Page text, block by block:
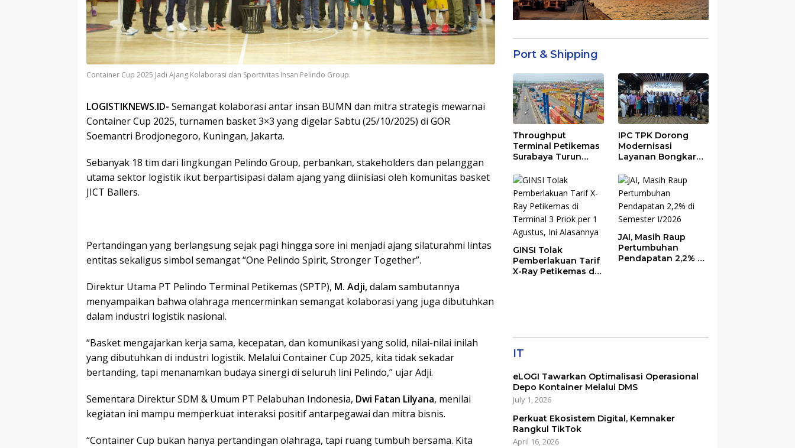
Container Cup 2025 Jadi Ajang Kolaborasi dan Sportivitas Insan Pelindo Group.
LOGISTIKNEWS.ID- Semangat kolaborasi antar insan BUMN dan mitra strategis mewarnai
Container Cup 2025, turnamen basket 3×3 yang digelar Sabtu (25/10/2025) di GOR
Soemantri Brodjonegoro, Kuningan, Jakarta.
Sebanyak 18 tim dari lingkungan Pelindo Group, perbankan, stakeholders dan pelanggan
utama sektor logistik ikut berpartisipasi dalam ajang yang diinisiasi oleh komunitas basket
JICT Ballers.
Pertandingan yang berlangsung sejak pagi hingga sore ini menjadi ajang silaturahmi lintas
entitas sekaligus simbol semangat “One Pelindo Spirit, Stronger Together”.
Direktur Utama PT Pelindo Terminal Petikemas (SPTP), M. Adji,dalam sambutannya
menyampaikan bahwa olahraga mencerminkan semangat kolaborasi yang juga dibutuhkan
dalam industri logistik nasional.
“Basket mengajarkan kerja sama, kecepatan, dan komunikasi yang solid, nilai-nilai inilah
yang dibutuhkan di industri logistik. Melalui Container Cup 2025, kita tidak sekadar
bertanding, tapi menanamkan budaya sinergi di seluruh lini Pelindo,” ujar Adji.
Sementara Direktur SDM & Umum PT Pelabuhan Indonesia, Dwi Fatan Lilyana, menilai
kegiatan ini mampu memperkuat interaksi positif antarpegawai dan mitra bisnis.
“Container Cup bukan hanya pertandingan olahraga, tapi ruang tumbuh bersama. Kita
Port & Shipping
Throughput
Terminal Petikemas
Surabaya Turun
Penyebabnya
IPC TPK Dorong
Modernisasi
Layanan Bongkar
Digital
GINSI Tolak
Pemberlakuan Tarif
X-Ray Petikemas di
JAI, Masih Raup
Pertumbuhan
Pendapatan 2,2% di
IT
eLOGI Tawarkan Optimalisasi Operasional
Depo Kontainer Melalui DMS
July 1, 2026
Perkuat Ekosistem Digital, Kemnaker
Rangkul TikTok
April 16, 2026